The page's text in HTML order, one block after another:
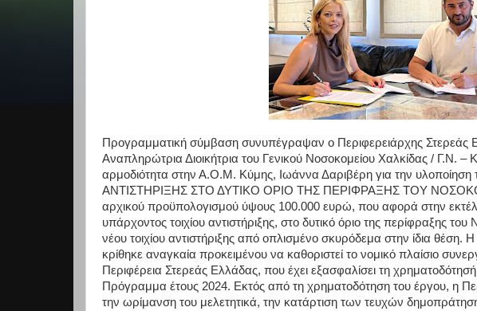
Προγραμματική σύμβαση συνυπέγραψαν ο Περιφερειάρχης Στερεάς
Αναπληρώτρια Διοικήτρια του Γενικού Νοσοκομείου Χαλκίδας / Γ.Ν.
αρμοδιότητα στην Α.Ο.Μ. Κύμης, Ιωάννα Δαριβέρη για την
ΑΝΤΙΣΤΗΡΙΞΗΣ ΣΤΟ ΔΥΤΙΚΟ ΟΡΙΟ ΤΗΣ ΠΕΡΙΦΡΑΞΗΣ ΤΟΥ
αρχικού προϋπολογισμού ύψους 100.000 ευρώ, που αφορά στην
υπάρχοντος τοιχίου αντιστήριξης, στο δυτικό όριο της περίφραξης
νέου τοιχίου αντιστήριξης από οπλισμένο σκυρόδεμα στην ίδια
κρίθηκε αναγκαία προκειμένου να καθοριστεί το νομικό πλαίσιο
Περιφέρεια Στερεάς Ελλάδας, που έχει εξασφαλίσει τη
Πρόγραμμα έτους 2024. Εκτός από τη χρηματοδότηση του έργου, η
την ωρίμανση του μελετητικά, την κατάρτιση των τευχών